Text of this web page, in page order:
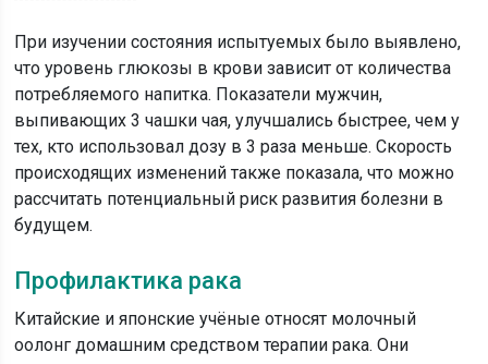
При изучении состояния испытуемых было выявлено,
что уровень глюкозы в крови зависит от количества
потребляемого напитка. Показатели мужчин,
выпивающих 3 чашки чая, улучшались быстрее, чем у
тех, кто использовал дозу в 3 раза меньше. Скорость
происходящих изменений также показала, что можно
рассчитать потенциальный риск развития болезни в
будущем.
Профилактика рака
Китайские и японские учёные относят молочный
оолонг домашним средством терапии рака. Они